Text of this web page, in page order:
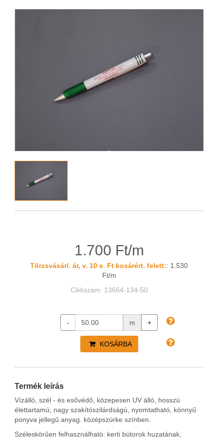
1.700 Ft/m
Törzsvásárl. ár, v. 10 e. Ft kosárért. felett:: 1.530
Ft/m
Cikkszám: 13664-134-50
- m +
KOSÁRBA
Termék leírás
Vízálló, szél - és esővédő, közepesen UV álló, hosszú
élettartamú, nagy szakítószilárdságú, nyomtatható, könnyű
ponyva jellegű anyag. középszürke színben.
Széleskörűen felhasználható: kerti bútorok huzatának,